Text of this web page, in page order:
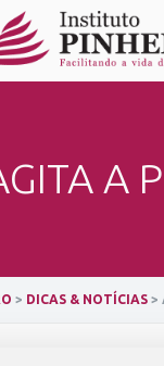
A
> DICAS & NOTÍCIAS >